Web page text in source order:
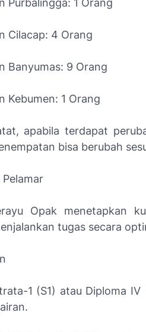
Purbalingga: 1 Orang
Cilacap: 4 Orang
Banyumas: 9 Orang
Kebumen: 1 Orang
apabila terdapat
bisa berubah
Pelamar
Opak menetapkan
tugas secara
1 (S1) atau Diploma